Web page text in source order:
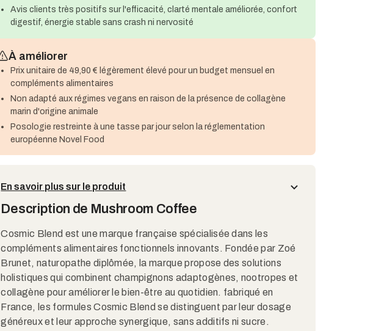
Avis clients très positifs sur l'efficacité, clarté mentale améliorée, confort
digestif, énergie stable sans crash ni nervosité
À améliorer
Prix unitaire de 49,90 € légèrement élevé pour un budget mensuel en
compléments alimentaires
Non adapté aux régimes vegans en raison de la présence de collagène
marin d'origine animale
Posologie restreinte à une tasse par jour selon la réglementation
européenne Novel Food
En savoir plus sur le produit
Description de Mushroom Coffee
Cosmic Blend est une marque française spécialisée dans les
compléments alimentaires fonctionnels innovants. Fondée par Zoé
Brunet, naturopathe diplômée, la marque propose des solutions
holistiques qui combinent champignons adaptogènes, nootropes et
collagène pour améliorer le bien-être au quotidien. fabriqué en
France, les formules Cosmic Blend se distinguent par leur dosage
généreux et leur approche synergique, sans additifs ni sucre.​